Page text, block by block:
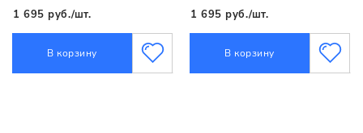
1 695 руб./шт.
В корзину
1 695 руб./шт.
В корзину